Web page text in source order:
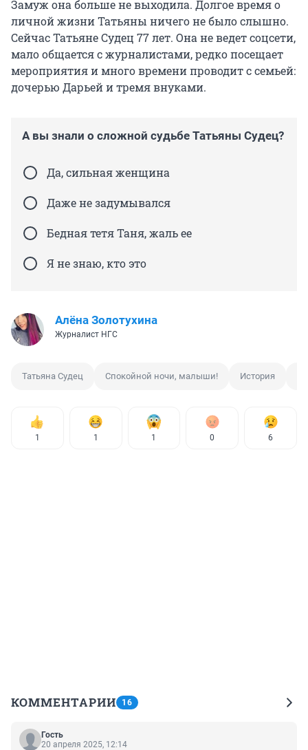
Замуж она больше не выходила. Долгое время о
личной жизни Татьяны ничего не было слышно.
Сейчас Татьяне Судец 77 лет. Она не ведет соцсети,
мало общается с журналистами, редко посещает
мероприятия и много времени проводит с семьей:
дочерью Дарьей и тремя внуками.
А вы знали о сложной судьбе Татьяны Судец?
Да, сильная женщина
Даже не задумывался
Бедная тетя Таня, жаль ее
Я не знаю, кто это
Алёна Золотухина
Журналист НГС
Татьяна Судец Спокойной ночи, малыши! История
1 1 1 0 6
КОММЕНТАРИИ 16
Гость
20 апреля 2025, 12:14